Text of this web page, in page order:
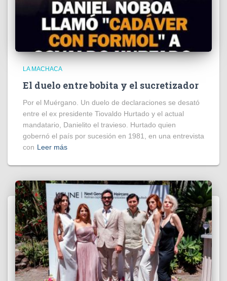
LA MACHACA
El duelo entre bobita y el sucretizador
Por el Muérgano. Un duelo de declaraciones se desató
entre el ex presidente Tiovaldo Hurtado y el actual
mandatario, Danielito el travieso. Hurtado quien
gobernó el país por sucesión en 1981, en una entrevista
con Leer más